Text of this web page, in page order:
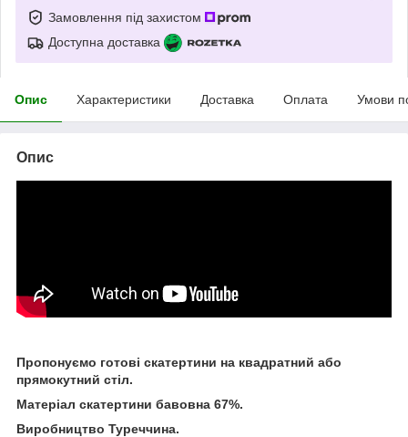
Замовлення під захистом
Доступна доставка
Опис Характеристики Доставка Оплата Умови
Опис
Пропонуємо готові скатертини на квадратний або
прямокутний стіл.
Матеріал скатертини бавовна 67%.
Виробництво Туреччина.